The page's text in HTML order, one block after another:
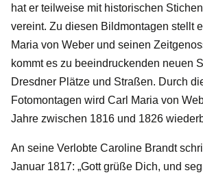
hat er teilweise mit historischen
vereint. Zu diesen Bildmontagen stellt
Maria von Weber und seinen
kommt es zu beeindruckenden neuen
Dresdner Plätze und Straßen. Durch
Fotomontagen wird Carl Maria von
Jahre zwischen 1816 und 1826
An seine Verlobte Caroline Brandt
Januar 1817: „Gott grüße Dich, und